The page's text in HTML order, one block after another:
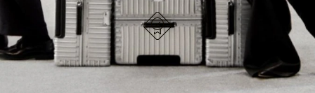
독일에서 디자인되었습니다
각 아이템은 품질 테스트와 면밀한 검사를 거칩니다.